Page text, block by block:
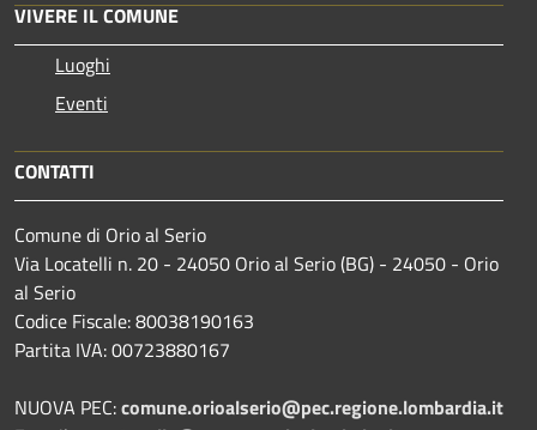
VIVERE IL COMUNE
Luoghi
Eventi
CONTATTI
Comune di Orio al Serio
Via Locatelli n. 20 - 24050 Orio al Serio (BG) - 24050 - Orio
al Serio
Codice Fiscale: 80038190163
Partita IVA: 00723880167
NUOVA PEC:comune.orioalserio@pec.regione.lombardia.it